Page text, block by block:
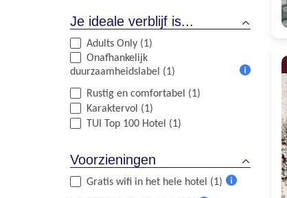
Je ideale verblijf is...
Adults Only (1)
Onafhankelijk
duurzaamheidslabel (1)
Rustig en comfortabel (1)
Karaktervol (1)
TUI Top 100 Hotel (1)
Voorzieningen
Gratis wifi in het hele hotel (1)